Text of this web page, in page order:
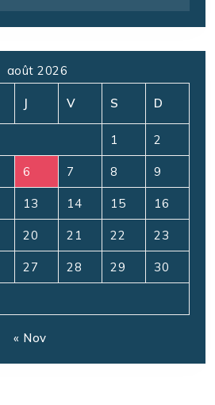
août 2026
J V S D
1 2
6 7 8 9
13 14 15 16
20 21 22 23
27 28 29 30
« Nov